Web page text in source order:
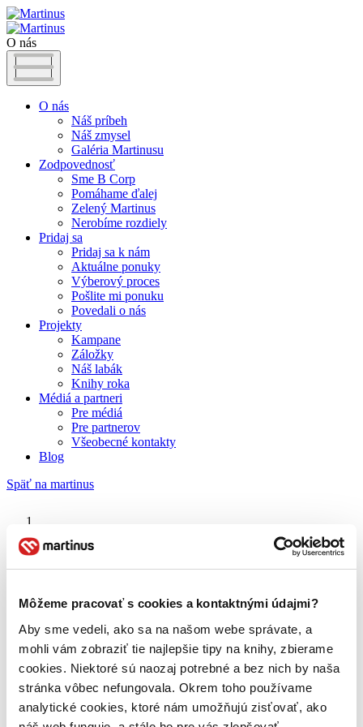
Môžeme pracovať s cookies a kontaktnými údajmi?
Aby sme vedeli, ako sa na našom webe správate, a
mohli vám zobraziť tie najlepšie tipy na knihy, zbierame
cookies. Niektoré sú naozaj potrebné a bez nich by naša
stránka vôbec nefungovala. Okrem toho používame
analytické cookies, ktoré nám umožňujú zisťovať, ako
O nás
O nás
Náš príbeh
Náš zmysel
Galéria Martinusu
Zodpovednosť
Sme B Corp
Pomáhame ďalej
Zelený Martinus
Nerobíme rozdiely
Pridaj sa
Pridaj sa k nám
Aktuálne ponuky
Výberový proces
Pošlite mi ponuku
Povedali o nás
Projekty
Kampane
Záložky
Náš labák
Knihy roka
Médiá a partneri
Pre médiá
Pre partnerov
Všeobecné kontakty
Blog
Späť na martinus
Všetky cesty vedú do hrobu
O nás
Náš príbeh
Galéria Martinusu
Zodpovednosť
Sme B Corp